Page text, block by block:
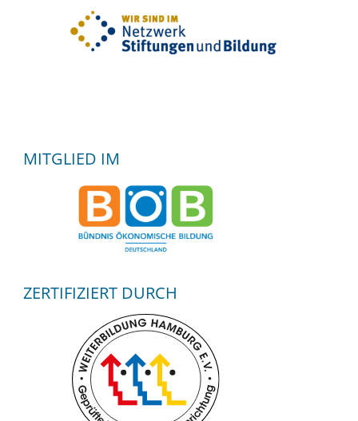
MITGLIED IM
ZERTIFIZIERT DURCH